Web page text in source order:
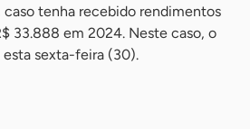
caso tenha recebido rendimentos
33.888 em 2024. Neste caso, o
esta sexta-feira (30).